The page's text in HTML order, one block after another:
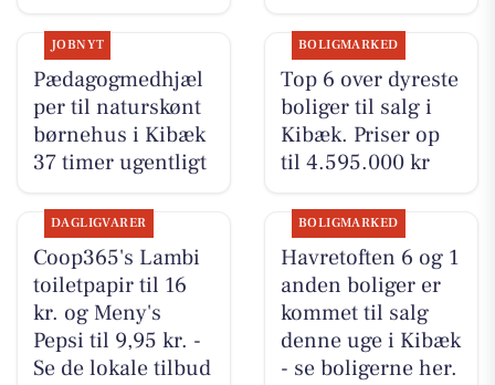
JOBNYT
Pædagogmedhjæl
per til naturskønt
børnehus i Kibæk
37 timer ugentligt
BOLIGMARKED
Top 6 over dyreste
boliger til salg i
Kibæk. Priser op
til 4.595.000 kr
DAGLIGVARER
Coop365's Lambi
toiletpapir til 16
kr. og Meny's
Pepsi til 9,95 kr. -
Se de lokale tilbud
BOLIGMARKED
Havretoften 6 og 1
anden boliger er
kommet til salg
denne uge i Kibæk
- se boligerne her.